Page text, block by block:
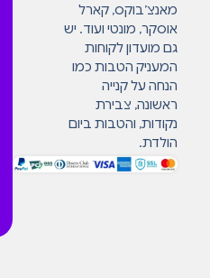
מאנצ’בוקס, קארל
אוסקר, מונטי ועוד. יש
גם מועדון לקוחות
המעניק הטבות כמו
הנחה על קנייה
ראשונה, צבירת
נקודות, והטבות ביום
הולדת.